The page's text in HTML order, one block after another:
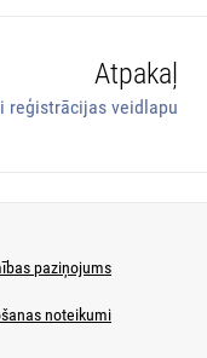
Atpakaļ
reģistrācijas veidlapu
paziņojums
noteikumi